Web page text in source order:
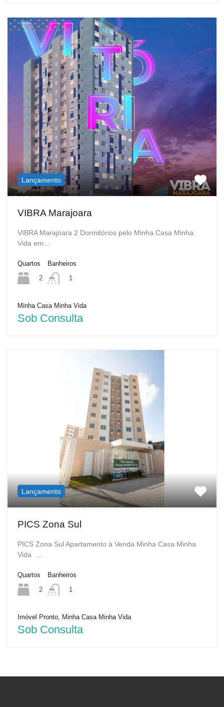
Lançamento
VIBRA Marajoara
VIBRA Marajoara 2 Dormitórios pelo Minha Casa Minha
Vida em…
Quartos
2
Banheiros
1
Minha Casa Minha Vida
Sob Consulta
Lançamento
PICS Zona Sul
PICS Zona Sul Apartamento à Venda Minha Casa Minha
Vida …
Quartos
2
Banheiros
1
Imóvel Pronto, Minha Casa Minha Vida
Sob Consulta